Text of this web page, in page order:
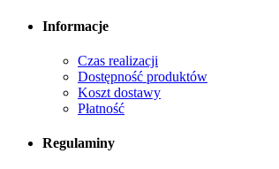
Informacje
Czas realizacji
Dostępność produktów
Koszt dostawy
Płatność
Regulaminy